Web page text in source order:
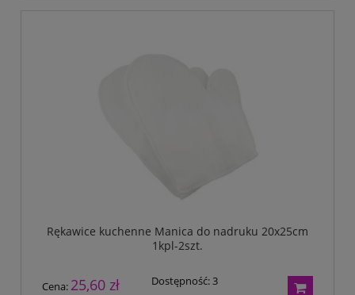
Rękawice kuchenne Manica do nadruku 20x25cm
1kpl-2szt.
Cena: 25,60 zł Dostępność:3